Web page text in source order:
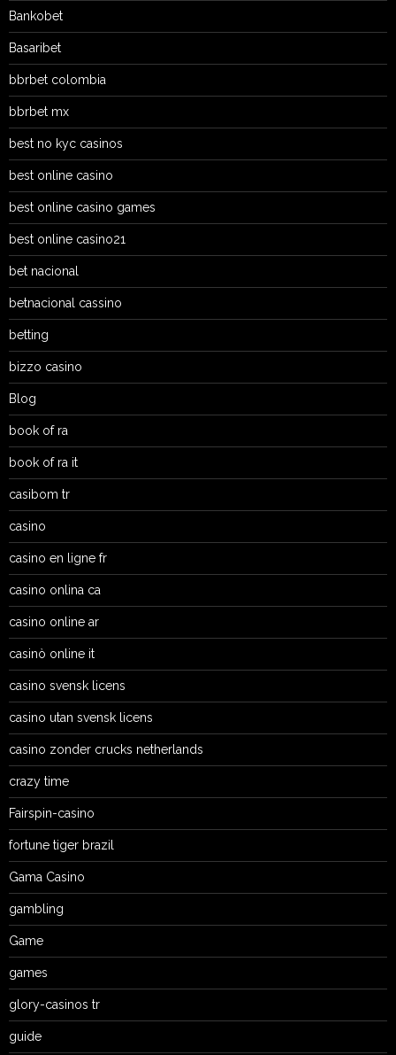
Bankobet
Basaribet
bbrbet colombia
bbrbet mx
best no kyc casinos
best online casino
best online casino games
best online casino21
bet nacional
betnacional cassino
betting
bizzo casino
Blog
book of ra
book of ra it
casibom tr
casino
casino en ligne fr
casino onlina ca
casino online ar
casinò online it
casino svensk licens
casino utan svensk licens
casino zonder crucks netherlands
crazy time
Fairspin-casino
fortune tiger brazil
Gama Casino
gambling
Game
games
glory-casinos tr
guide